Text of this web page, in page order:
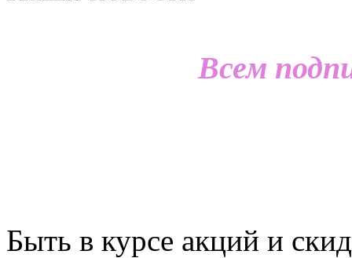
Всем
Быть в курсе акций и